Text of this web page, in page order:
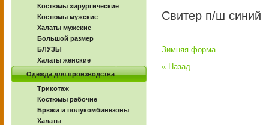
Костюмы хирургические
Костюмы мужские
Халаты мужские
Большой размер
БЛУЗЫ
Халаты женские
Одежда для производства
Трикотаж
Костюмы рабочие
Брюки и полукомбинезоны
Халаты
Свитер п/ш синий
Зимняя форма
« Назад